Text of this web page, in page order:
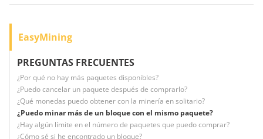
EasyMining
PREGUNTAS FRECUENTES
¿Por qué no hay más paquetes disponibles?
¿Puedo cancelar un paquete después de comprarlo?
¿Qué monedas puedo obtener con la minería en solitario?
¿Puedo minar más de un bloque con el mismo paquete?
¿Hay algún límite en el número de paquetes que puedo comprar?
¿Cómo sé si he encontrado un bloque?